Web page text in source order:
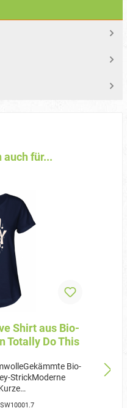
für...
Shirt aus Bio-
Totally Do This
Bio-
StrickModerne
SW10001.7